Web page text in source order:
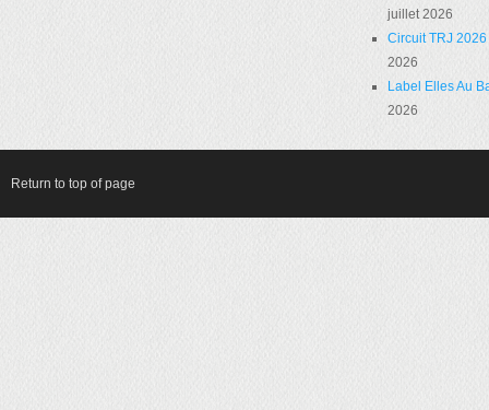
juillet 2026
Circuit TRJ
2026
Label Elles Au
2026
Return to top of page